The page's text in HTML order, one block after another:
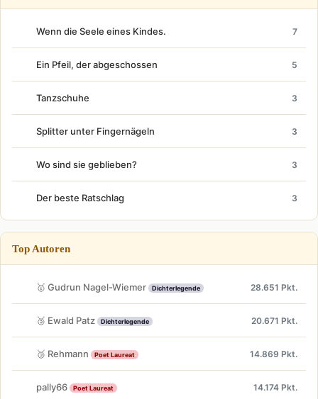
Wenn die Seele eines Kindes. 7
Ein Pfeil, der abgeschossen 5
Tanzschuhe 3
Splitter unter Fingernägeln 3
Wo sind sie geblieben? 3
Der beste Ratschlag 3
Top Autoren
🥇 Gudrun Nagel-Wiemer Dichterlegende 28.651 Pkt.
🥈 Ewald Patz Dichterlegende 20.671 Pkt.
🥉 Rehmann Poet Laureat 14.869 Pkt.
pally66 Poet Laureat 14.174 Pkt.